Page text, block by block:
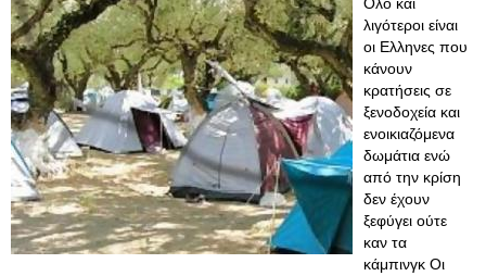
λιγότεροι είναι
οι Ελληνες που
κάνουν
κρατήσεις σε
ξενοδοχεία και
ενοικιαζόμενα
δωμάτια ενώ
από την κρίση
δεν έχουν
ξεφύγει ούτε
καν τα
κάμπινγκ Οι